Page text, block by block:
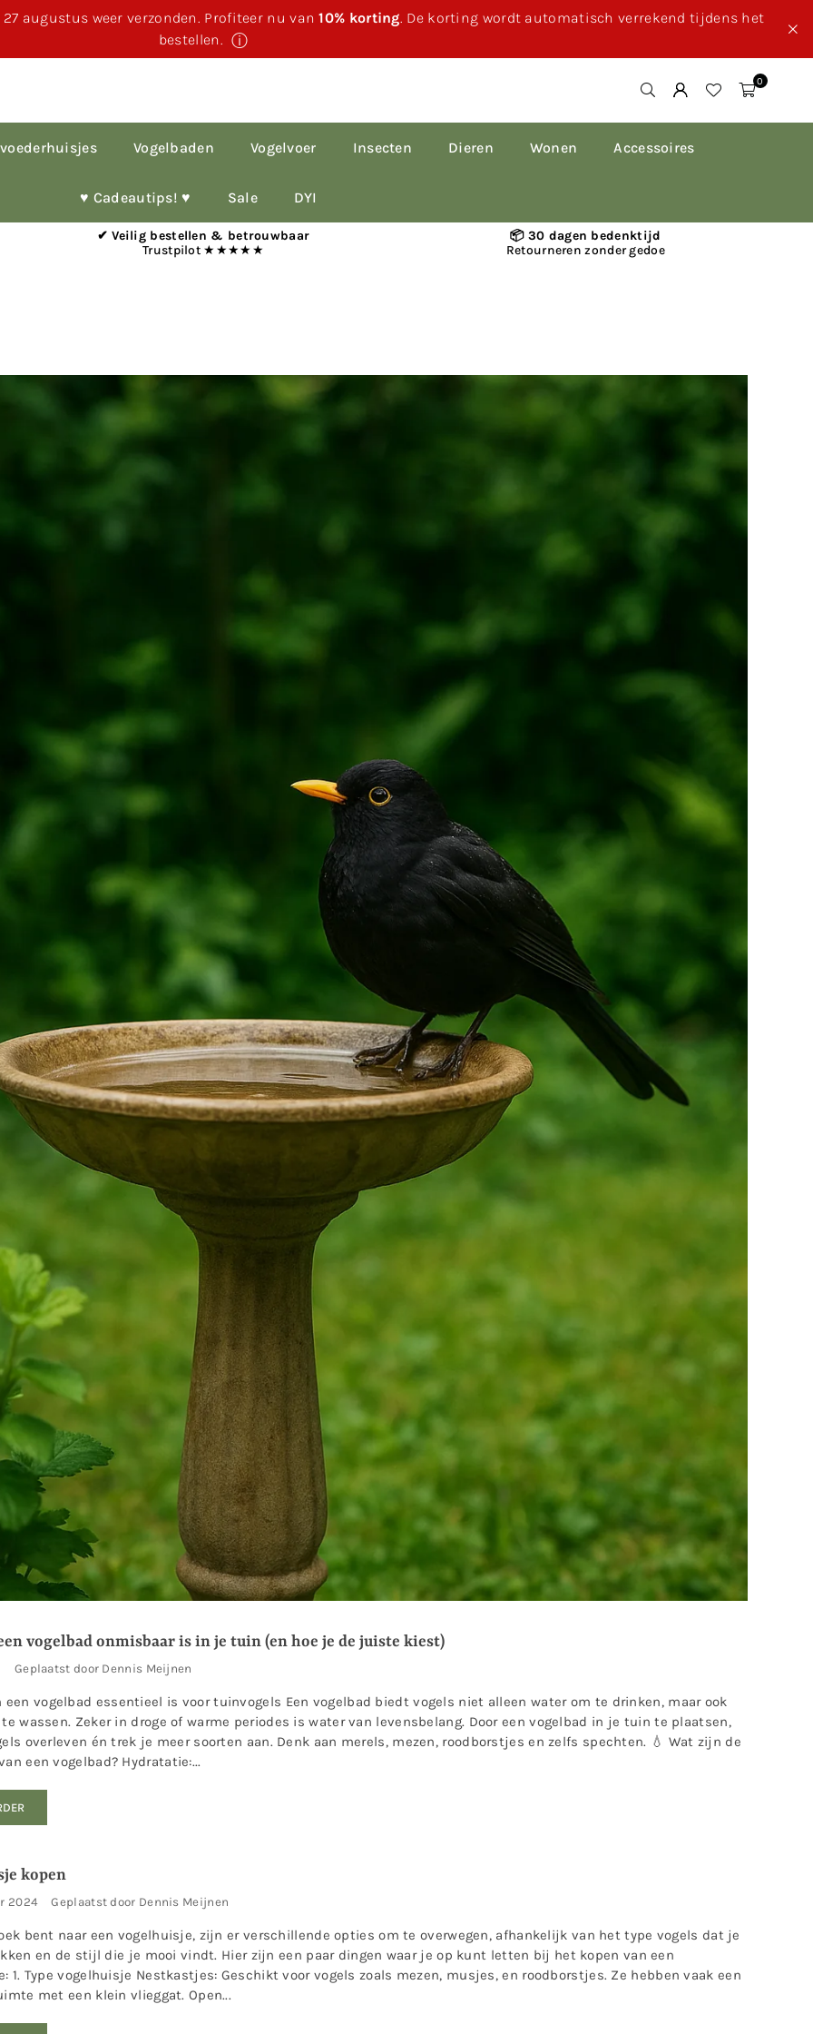
augustus weer verzonden. Profiteer nu van10% korting. De korting wordt automatisch verrekend tijdens het
bestellen. ⓘ
0
Vogelbaden Vogelvoer Insecten Dieren Wonen Accessoires
♥︎ Cadeautips! ♥︎ Sale DYI
✔ Veilig bestellen & betrouwbaar
Trustpilot ★★★★★
📦 30 dagen bedenktijd
Retourneren zonder gedoe
vogelbad onmisbaar is in je tuin (en hoe je de juiste kiest)
Geplaatst door Dennis Meijnen
een vogelbad essentieel is voor tuinvogels Een vogelbad biedt vogels niet alleen water om te drinken, maar ook
wassen. Zeker in droge of warme periodes is water van levensbelang. Door een vogelbad in je tuin te plaatsen,
overleven én trek je meer soorten aan. Denk aan merels, mezen, roodborstjes en zelfs spechten. 💧 Wat zijn de
een vogelbad? Hydratatie:...
kopen
2024 Geplaatst door Dennis Meijnen
bent naar een vogelhuisje, zijn er verschillende opties om te overwegen, afhankelijk van het type vogels dat je
en de stijl die je mooi vindt. Hier zijn een paar dingen waar je op kunt letten bij het kopen van een
1. Type vogelhuisje Nestkastjes: Geschikt voor vogels zoals mezen, musjes, en roodborstjes. Ze hebben vaak een
met een klein vlieggat. Open...